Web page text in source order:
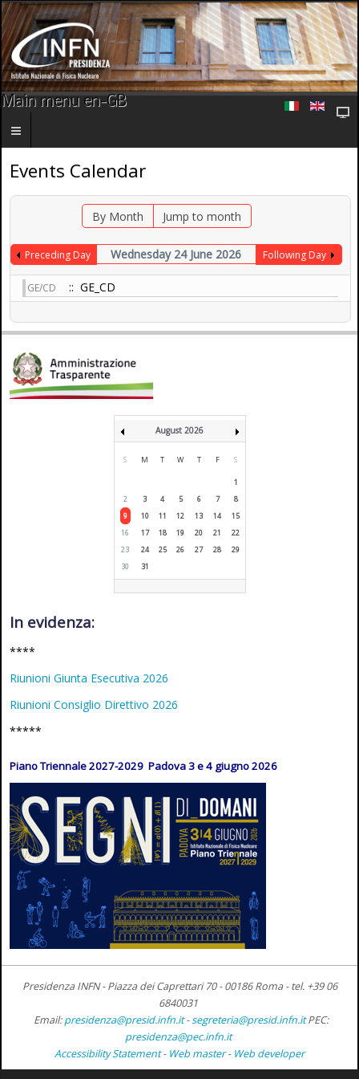
Main menu en-GB
Events Calendar
By Month Jump to month
Preceding Day Wednesday 24 June 2026 Following Day
GE/CD :: GE_CD
August 2026
S M T W T F S
1
2
3 4 5 6 7
8
9
10 11 12 13 14
15
16
17 18 19 20 21
22
23
24 25 26 27 28
29
30
31
In evidenza:
****
Riunioni Giunta Esecutiva 2026
Riunioni Consiglio Direttivo 2026
*****
Piano Triennale 2027-2029 Padova 3 e 4 giugno 2026
Presidenza INFN - Piazza dei Caprettari 70 - 00186 Roma -tel. +39 06
6840031
Email:presidenza@presid.infn.it-segreteria@presid.infn.it PEC:
presidenza@pec.infn.it
Accessibility Statement- Web master- Web developer